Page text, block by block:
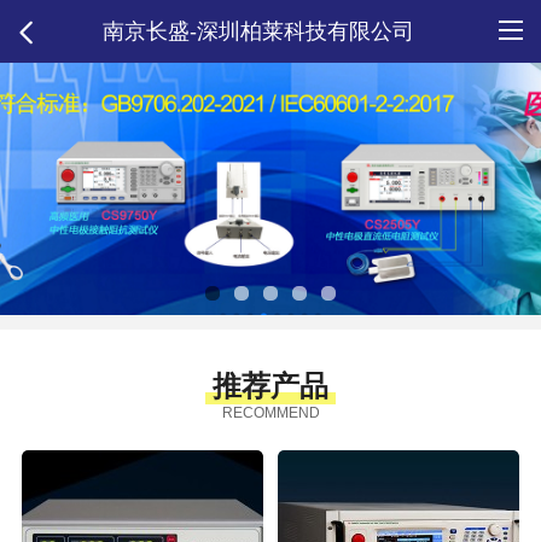
南京长盛-深圳柏莱科技有限公司
推荐产品
RECOMMEND